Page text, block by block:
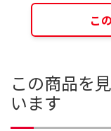
こ
この商品を
います